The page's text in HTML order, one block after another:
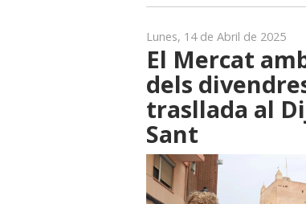
Lunes, 14 de Abril de 2025
El Mercat
dels
trasllada al
Sant